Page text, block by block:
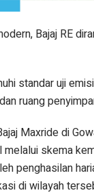
Bajaj RE
standar uji
ruang
Maxride di
skema
penghasilan
di wilayah